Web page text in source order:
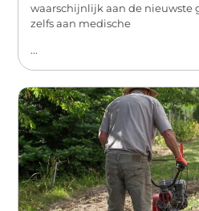
waarschijnlijk aan de nieuwste
zelfs aan medische
...